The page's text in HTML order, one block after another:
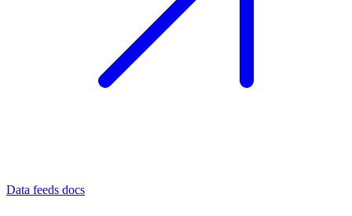
Data feeds docs